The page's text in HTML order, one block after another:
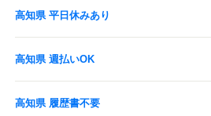
高知県 平日休みあり
高知県 週払いOK
高知県 履歴書不要